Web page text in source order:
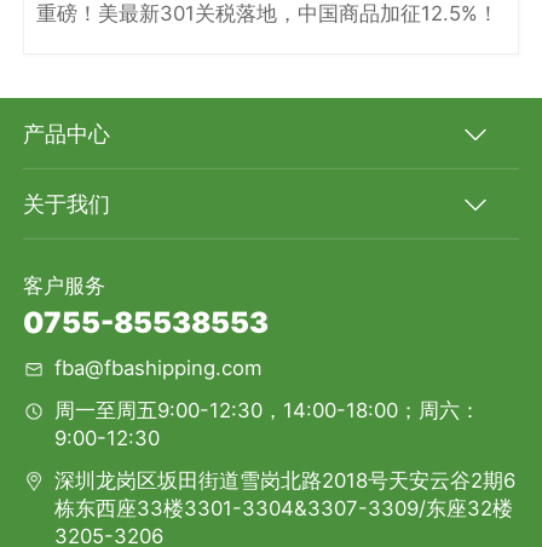
重磅！美最新301关税落地，中国商品加征12.5%！
产品中心
关于我们
客户服务
0755-85538553
fba@fbashipping.com
周一至周五9:00-12:30，14:00-18:00；周六：
9:00-12:30
深圳龙岗区坂田街道雪岗北路2018号天安云谷2期6
栋东西座33楼3301-3304&3307-3309/东座32楼
3205-3206